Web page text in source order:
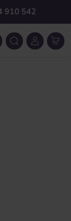
910 542